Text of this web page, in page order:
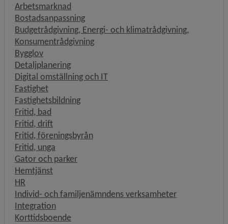
Arbetsmarknad
Bostadsanpassning
Budgetrådgivning, Energi- och klimatrådgivning,
Konsumentrådgivning
Bygglov
Detaljplanering
Digital omställning och IT
Fastighet
Fastighetsbildning
Fritid, bad
Fritid, drift
Fritid, föreningsbyrån
Fritid, unga
Gator och parker
Hemtjänst
HR
Individ- och familjenämndens verksamheter
Integration
Korttidsboende